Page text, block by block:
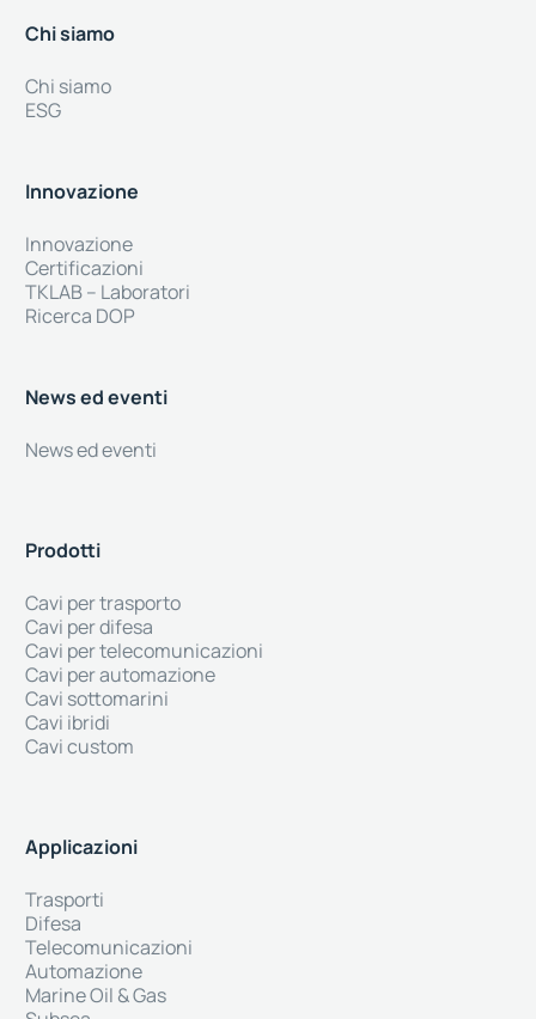
Prodotti
Cavi per trasporto
Cavi per difesa
Cavi per telecomunicazioni
Cavi per automazione
Cavi sottomarini
Cavi ibridi
Cavi custom
Applicazioni
Trasporti
Difesa
Telecomunicazioni
Automazione
Marine Oil & Gas
Chi siamo
Chi siamo
ESG
Innovazione
Innovazione
Certificazioni
TKLAB – Laboratori
Ricerca DOP
News ed eventi
News ed eventi